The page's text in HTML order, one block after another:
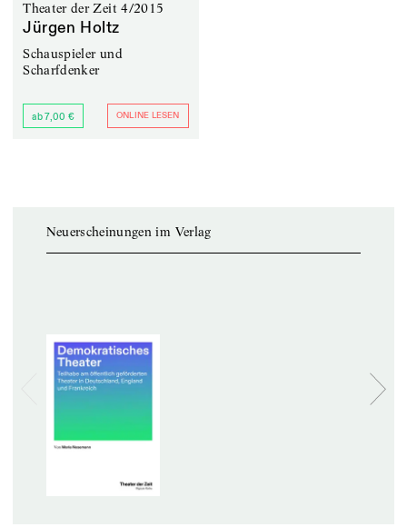
Theater der Zeit 4/2015
Jürgen Holtz
Schauspieler und
Scharfdenker
ab 7,00 € ONLINE LESEN
Neuerscheinungen im Verlag